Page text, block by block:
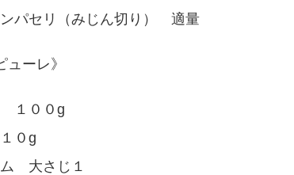
パセリ（みじん切り） 適量
ューレ》
１００g
０g
大さじ１